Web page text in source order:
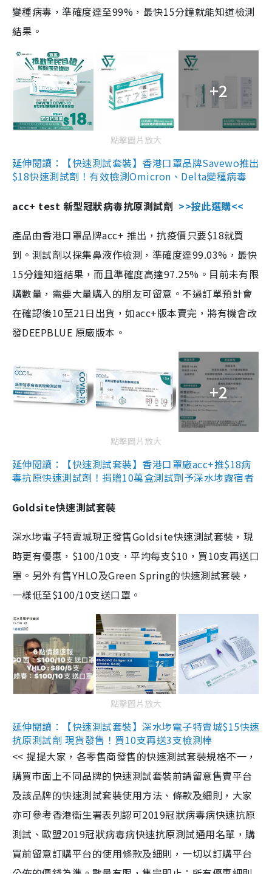
變種病毒，準確度達至99%，最快15分鐘就能知道檢測
結果。
+2
點擊圖片放大
延伸閱讀：【快速測試套裝】香港口罩品牌Savewo推出
$18快速測試劑！有效檢測Omicron、Delta變種病毒
acc+ test 新型冠狀病毒抗原測試劑 >>按此選購<<
產品由香港口罩品牌acc+ 推出，抗疫價只要$18就買
到。測試劑以採集鼻液作檢測，準確度達99.03%，最快
15分鐘知道結果，而且準確度高達97.25%。目前未有限
購數量，需要大量購入的朋友可留意。不過訂單預計會
在確認後10至21日出貨，如acc+版本賣完，將有機會改
發DEEPBLUE 原廠版本。
+2
點擊圖片放大
延伸閱讀：【快速測試套裝】香港口罩廠acc+推$18病
毒抗原快速測試劑！捐贈10萬盒測試劑予深水埗露宿者
Goldsite快速測試套裝
深水埗電子特賣城現正發售Goldsite快速測試套裝，現
時更有優惠，$100/10支，平均每支$10，買10支再送口
罩。另外有售YHLO及Green Spring的快速測試套裝，
一樣低至$100/10支送口罩。
點擊圖片放大
延伸閱讀：【快速測試套裝】深水埗電子特賣城$15快速
抗原測試劑 現貨發售！買10支再送3支檢測棒
<< 提提大家，各零售商發售的快速測試套裝規格不一，
購買市面上不同品牌的快速測試套裝前請留意售賣平台
及該品牌的快速測試套裝使用方法、條款及細則，大家
亦可參考香港衞生署表列認可2019冠狀病毒病快速抗原
測試、歐盟2019冠狀病毒病快速抗原測試通用名單，購
買前留意訂購平台的使用條款及細則，一切以訂購平台